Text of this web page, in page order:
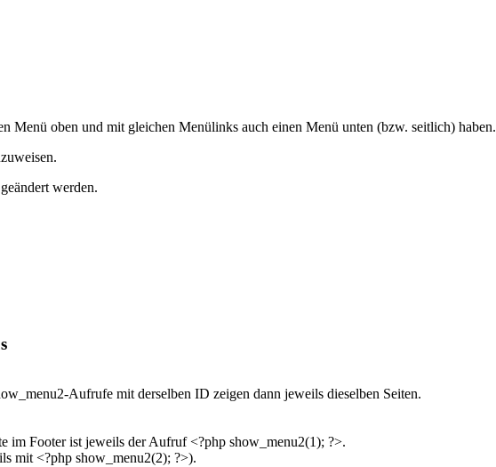
Menü oben und mit gleichen Menülinks auch einen Menü unten (bzw. seitlich) haben.
werden.
Aufrufe mit derselben ID zeigen dann jeweils dieselben Seiten.
im Footer ist jeweils der Aufruf <?php show_menu2(1); ?>.
mit <?php show_menu2(2); ?>).